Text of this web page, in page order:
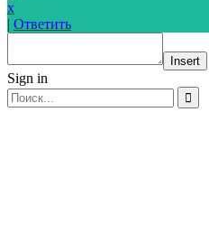
x
| Ответить
Insert
Sign in